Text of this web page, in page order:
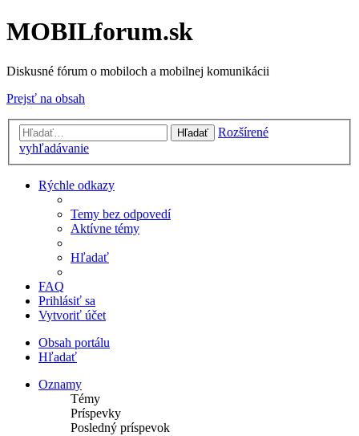
MOBILforum.sk
Diskusné fórum o mobiloch a mobilnej komunikácii
Prejsť na obsah
Hľadať
Rozšírené
vyhľadávanie
Rýchle odkazy
Temy bez odpovedí
Aktívne témy
Hľadať
FAQ
Prihlásiť sa
Vytvoriť účet
Obsah portálu
Hľadať
Oznamy
Témy
Príspevky
Posledný príspevok